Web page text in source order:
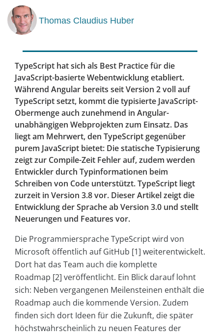
Thomas Claudius Huber
TypeScript hat sich als Best Practice für die
JavaScript-basierte Webentwicklung etabliert.
Während Angular bereits seit Version 2 voll auf
TypeScript setzt, kommt die typisierte JavaScript-
Obermenge auch zunehmend in Angular-
unabhängigen Webprojekten zum Einsatz. Das
liegt am Mehrwert, den TypeScript gegenüber
purem JavaScript bietet: Die statische Typisierung
zeigt zur Compile-Zeit Fehler auf, zudem werden
Entwickler durch Typinformationen beim
Schreiben von Code unterstützt. TypeScript liegt
zurzeit in Version 3.8 vor. Dieser Artikel zeigt die
Entwicklung der Sprache ab Version 3.0 und stellt
Neuerungen und Features vor.
Die Programmiersprache TypeScript wird von
Microsoft öffentlich auf GitHub [1] weiterentwickelt.
Dort hat das Team auch die komplette
Roadmap [2] veröffentlicht. Ein Blick darauf lohnt
sich: Neben vergangenen Meilensteinen enthält die
Roadmap auch die kommende Version. Zudem
finden sich dort Ideen für die Zukunft, die später
höchstwahrscheinlich zu neuen Features der